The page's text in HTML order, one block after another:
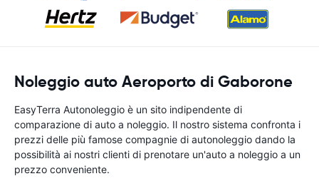
Noleggio auto Aeroporto di Gaborone
EasyTerra Autonoleggio è un sito indipendente di
comparazione di auto a noleggio. Il nostro sistema confronta i
prezzi delle più famose compagnie di autonoleggio dando la
possibilità ai nostri clienti di prenotare un'auto a noleggio a un
prezzo conveniente.